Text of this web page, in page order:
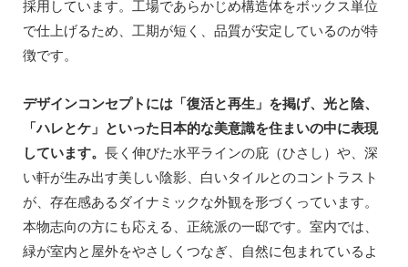
採用しています。工場であらかじめ構造体をボックス単位
で仕上げるため、工期が短く、品質が安定しているのが特
徴です。
デザインコンセプトには「復活と再生」を掲げ、光と陰、
「ハレとケ」といった日本的な美意識を住まいの中に表現
しています。 長く伸びた水平ラインの庇（ひさし）や、深
い軒が生み出す美しい陰影、白いタイルとのコントラスト
が、存在感あるダイナミックな外観を形づくっています。
本物志向の方にも応える、正統派の一邸です。室内では、
緑が室内と屋外をやさしくつなぎ、自然に包まれているよ